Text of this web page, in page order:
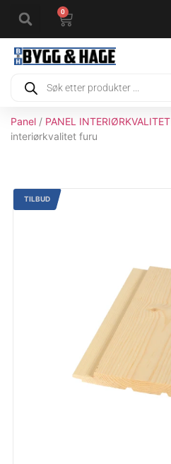
0
Panel / PANEL INTERIØRKVALITET
interiørkvalitet furu
TILBUD